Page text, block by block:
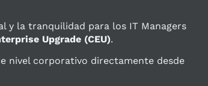
y la tranquilidad para los IT Managers
Upgrade (CEU).
nivel corporativo directamente desde